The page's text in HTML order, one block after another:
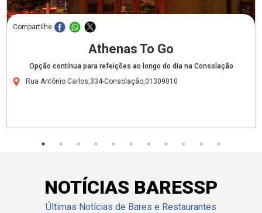
Compartilhe
Athenas To Go
Opção contínua para refeições ao longo do dia na Consolação
Rua Antônio Carlos,334-Consolação,01309010
NOTÍCIAS BARESSP
Últimas Notícias de Bares e Restaurantes